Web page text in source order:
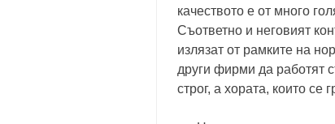
качеството е от много
Съответно и неговият
излязат от рамките на
други фирми да работят
строг, а хората, които се